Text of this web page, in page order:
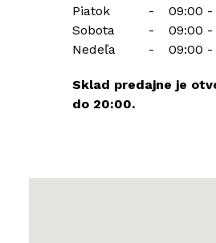
Piatok
-
09:00 -
Sobota
-
09:00 -
Nedeľa
- 09:00 -
Sklad predajne je
do 20:00.